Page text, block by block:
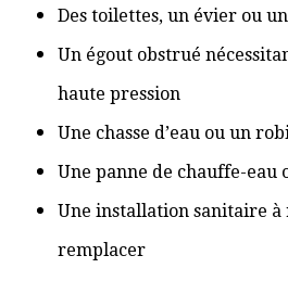
Des toilettes, un évier ou
Un égout obstrué
haute pression
Une chasse d’eau ou un
Une panne de chauffe-eau
Une installation sanitaire à
remplacer